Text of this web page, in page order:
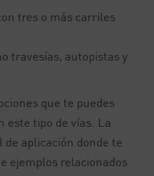
tres o más carriles
travesías, autopistas y
que te puedes
este tipo de vías. La
de aplicación donde te
ejemplos relacionados